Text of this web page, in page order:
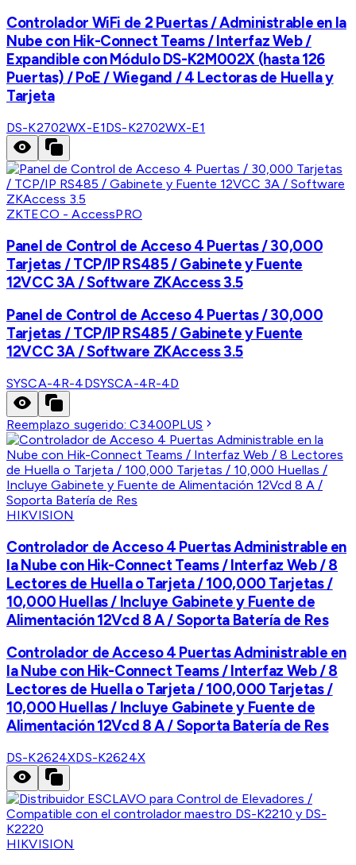
Controlador WiFi de 2 Puertas / Administrable en la
Nube con Hik-Connect Teams / Interfaz Web /
Expandible con Módulo DS-K2M002X (hasta 126
Puertas) / PoE / Wiegand / 4 Lectoras de Huella y
Tarjeta
DS-K2702WX-E1DS-K2702WX-E1
ZKTECO - AccessPRO
Panel de Control de Acceso 4 Puertas / 30,000
Tarjetas / TCP/IP RS485 / Gabinete y Fuente
12VCC 3A / Software ZKAccess 3.5
Panel de Control de Acceso 4 Puertas / 30,000
Tarjetas / TCP/IP RS485 / Gabinete y Fuente
12VCC 3A / Software ZKAccess 3.5
SYSCA-4R-4DSYSCA-4R-4D
Reemplazo sugerido:C3400PLUS
HIKVISION
Controlador de Acceso 4 Puertas Administrable en
la Nube con Hik-Connect Teams / Interfaz Web / 8
Lectores de Huella o Tarjeta / 100,000 Tarjetas /
10,000 Huellas / Incluye Gabinete y Fuente de
Alimentación 12Vcd 8 A / Soporta Batería de Res
Controlador de Acceso 4 Puertas Administrable en
la Nube con Hik-Connect Teams / Interfaz Web / 8
Lectores de Huella o Tarjeta / 100,000 Tarjetas /
10,000 Huellas / Incluye Gabinete y Fuente de
Alimentación 12Vcd 8 A / Soporta Batería de Res
DS-K2624XDS-K2624X
HIKVISION